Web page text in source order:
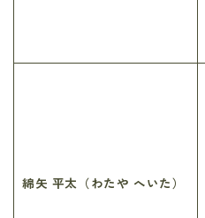
綿矢 平太（わたや へいた）